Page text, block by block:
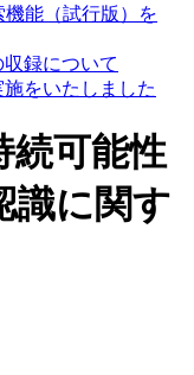
機能（試行版）を
収録について
をいたしました
続可能性
識に関す